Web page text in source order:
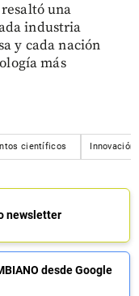
una
industria
y cada nación
más
científicos Innovación
newsletter
desde Google